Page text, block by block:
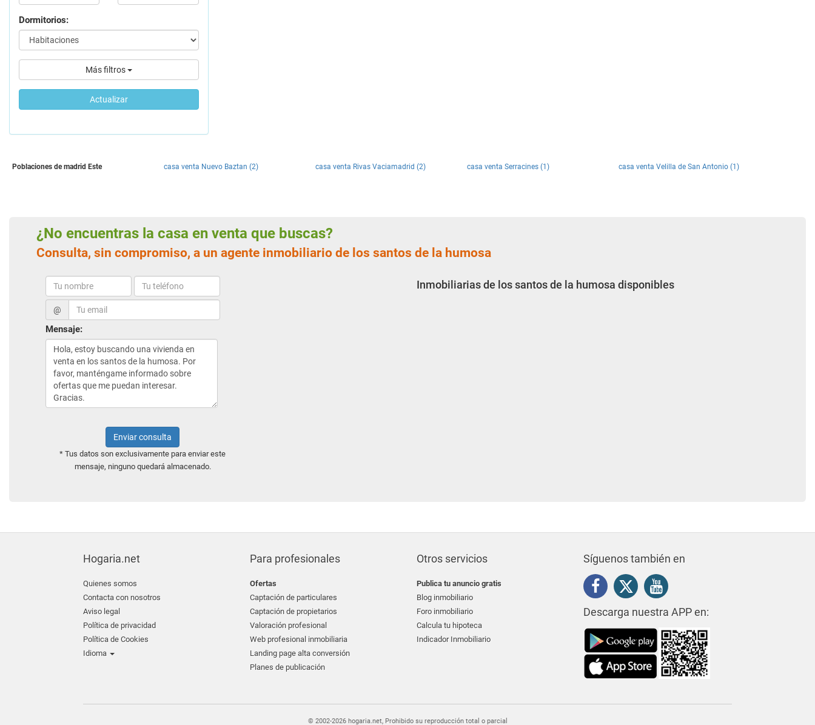
Dormitorios:
Más filtros
Actualizar
Poblaciones de madrid Este casa venta Nuevo Baztan (2) casa venta Rivas Vaciamadrid (2) casa venta Serracines (1) casa venta Velilla de San Antonio (1)
¿No encuentras la casa en venta que buscas?
Consulta, sin compromiso, a un agente inmobiliario de los santos de la humosa
@
Mensaje:
Enviar consulta
* Tus datos son exclusivamente para enviar este
mensaje, ninguno quedará almacenado.
Inmobiliarias de los santos de la humosa disponibles
Hogaria.net
Quienes somos
Contacta con nosotros
Aviso legal
Política de privacidad
Política de Cookies
Idioma
Para profesionales
Ofertas
Captación de particulares
Captación de propietarios
Valoración profesional
Web profesional inmobiliaria
Landing page alta conversión
Planes de publicación
Otros servicios
Publica tu anuncio gratis
Blog inmobiliario
Foro inmobiliario
Calcula tu hipoteca
Indicador Inmobiliario
Síguenos también en
Descarga nuestra APP en:
© 2002-2026 hogaria.net, Prohibido su reproducción total o parcial